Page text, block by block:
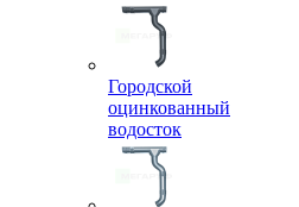
Городской
оцинкованный
водосток